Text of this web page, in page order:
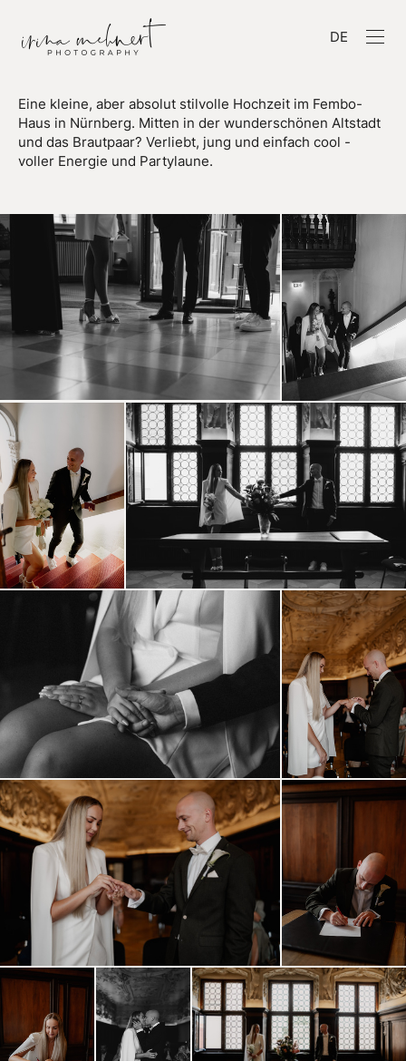
DE
Eine kleine, aber absolut stilvolle Hochzeit im Fembo-
Haus in Nürnberg. Mitten in der wunderschönen Altstadt
und das Brautpaar? Verliebt, jung und einfach cool -
voller Energie und Partylaune.